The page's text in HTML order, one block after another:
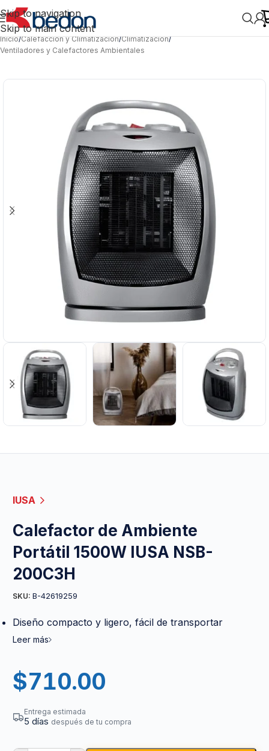
Skip to navigation
Skip to main content
Inicio/Calefacción y Climatización/Climatización/
Ventiladores y Calefactores Ambientales
IUSA
Calefactor de Ambiente
Portátil 1500W IUSA NSB-
200C3H
SKU: B-42619259
Diseño compacto y ligero, fácil de transportar
Leer más
$710.00
Entrega estimada
5 días después de tu compra